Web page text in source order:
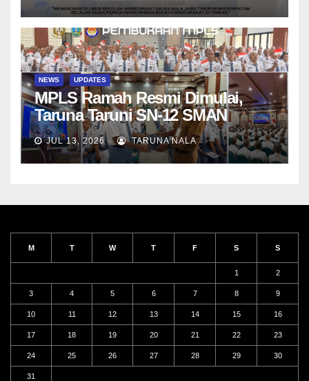
NEWS UPDATES
MPLS Ramah Resmi Dimulai,
Taruna Taruni SN-12 SMAN
Taruna Nala Jawa Timur Siap
Menjalani Tahun Ajaran Baru
JUL 13, 2026 TARUNA NALA
M T W T F S S
1 2
3 4 5 6 7 8 9
10 11 12 13 14 15 16
17 18 19 20 21 22 23
24 25 26 27 28 29 30
31